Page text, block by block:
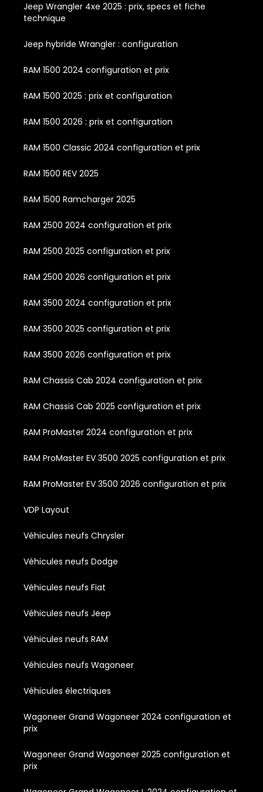
Jeep Wrangler 4xe 2025 : prix, specs et fiche
technique
Jeep hybride Wrangler : configuration
RAM 1500 2024 configuration et prix
RAM 1500 2025 : prix et configuration
RAM 1500 2026 : prix et configuration
RAM 1500 Classic 2024 configuration et prix
RAM 1500 REV 2025
RAM 1500 Ramcharger 2025
RAM 2500 2024 configuration et prix
RAM 2500 2025 configuration et prix
RAM 2500 2026 configuration et prix
RAM 3500 2024 configuration et prix
RAM 3500 2025 configuration et prix
RAM 3500 2026 configuration et prix
RAM Chassis Cab 2024 configuration et prix
RAM Chassis Cab 2025 configuration et prix
RAM ProMaster 2024 configuration et prix
RAM ProMaster EV 3500 2025 configuration et prix
RAM ProMaster EV 3500 2026 configuration et prix
VDP Layout
Véhicules neufs Chrysler
Véhicules neufs Dodge
Véhicules neufs Fiat
Véhicules neufs Jeep
Véhicules neufs RAM
Véhicules neufs Wagoneer
Véhicules électriques
Wagoneer Grand Wagoneer 2024 configuration et
prix
Wagoneer Grand Wagoneer 2025 configuration et
prix